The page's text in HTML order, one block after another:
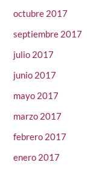
octubre 2017
septiembre 2017
julio 2017
junio 2017
mayo 2017
marzo 2017
febrero 2017
enero 2017